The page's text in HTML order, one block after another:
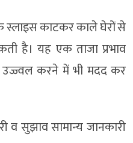
काटकर काले घेरों से
है। यह एक ताजा प्रभाव
करने में भी मदद कर
व सुझाव सामान्‍य जानकारी